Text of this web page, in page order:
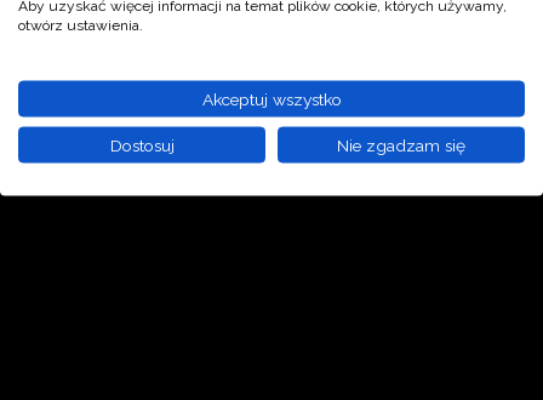
Aby uzyskać więcej informacji na temat plików cookie, których używamy,
otwórz ustawienia.
Akceptuj wszystko
Dostosuj Nie zgadzam się